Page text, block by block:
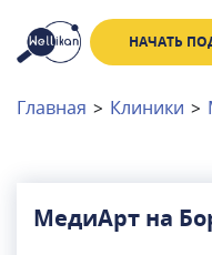
НАЧАТЬ
Доктора
Клиники
Главная > Клиники >
МедиАрт на